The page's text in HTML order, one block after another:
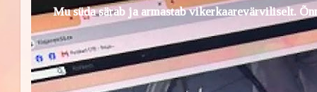
Mu süda särab ja armastab vikerkaarevärviliselt.